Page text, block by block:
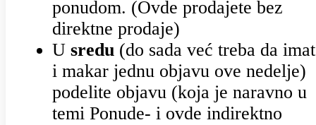
ponudom. (Ovde prodajete bez
direktne prodaje)
U sredu (do sada već treba da
i makar jednu objavu ove nedelje)
podelite objavu (koja je naravno u
temi Ponude- i ovde indirektno